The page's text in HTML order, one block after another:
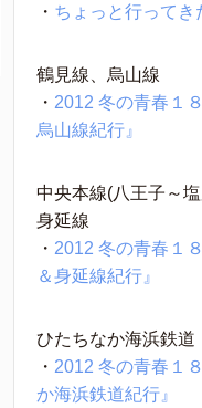
・ ちょっと行ってき
鶴見線、烏山線
・ 2012 冬の青春１
烏山線紀行』
中央本線(八王子～
身延線
・ 2012 冬の青春１
＆身延線紀行』
ひたちなか海浜鉄道
・ 2012 冬の青春１
か海浜鉄道紀行』